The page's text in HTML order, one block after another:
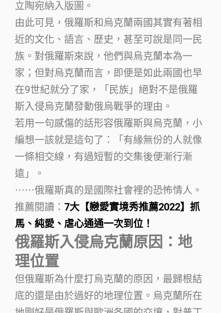
立陶宛納入版圖。
由此可見，俄羅斯和烏克蘭兩國其實有著相
近的文化、語言、歷史，甚至可說是同一民
族。對俄羅斯來說，他們與烏克蘭本為一
家；但對烏克蘭而言，即便是如此兩國也早
在9世紀就分了家，「民族」絕對不是俄羅
斯入侵烏克蘭發動俄烏戰爭的理由。
若用一句感傷的話形容俄羅斯與烏克蘭，小
編想一該就是這句了：「有緣無份的人就像
一條相交線，有過短暫的交集後便漸行漸
遠」。
⋯⋯俄羅斯真的是國際社會裡的恐怖情人。
推薦閱讀： 7大【戀愛實境秀推薦2022】抓
馬、純愛、虐心通通一次到位！
俄羅斯入侵烏克蘭原因：地
理位置
但俄羅斯為什麼打烏克蘭的原因，最歸根結
底的還是由於過好的地理位置。烏克蘭所在